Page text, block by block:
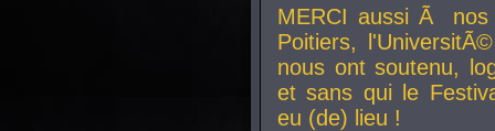
MERCI aussi Ã nos
Poitiers,
nous ont soutenu,
et sans qui le
eu (de) lieu !